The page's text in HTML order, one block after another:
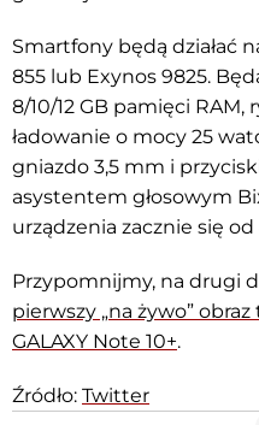
Smartfony będą działać
855 lub Exynos 9825.
8/10/12 GB pamięci RAM,
ładowanie o mocy 25
gniazdo 3,5 mm i
asystentem głosowym
urządzenia zacznie się
Przypomnijmy, na drugi
pierwszy „na żywo”
GALAXY Note 10+.
Źródło: Twitter
Facebook